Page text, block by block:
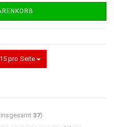
15 pro Seite
insgesamt 37)